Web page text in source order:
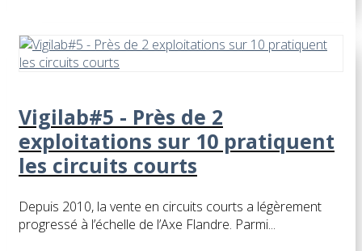
Vigilab#5 - Près de 2
exploitations sur 10 pratiquent
les circuits courts
Depuis 2010, la vente en circuits courts a légèrement
progressé à l’échelle de l’Axe Flandre. Parmi...